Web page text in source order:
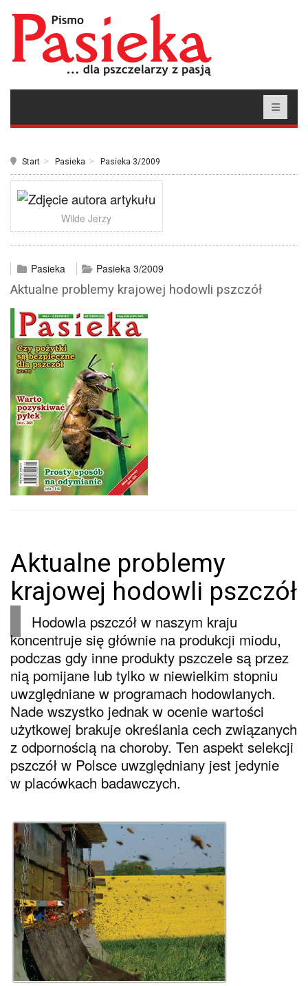
Start Pasieka Pasieka 3/2009
Wilde Jerzy
Pasieka Pasieka 3/2009
Aktualne problemy krajowej hodowli pszczół
Aktualne problemy
krajowej hodowli pszczół
Hodowla pszczół w naszym kraju
koncentruje się głównie na produkcji miodu,
podczas gdy inne produkty pszczele są przez
nią pomijane lub tylko w niewielkim stopniu
uwzględniane w programach hodowlanych.
Nade wszystko jednak w ocenie wartości
użytkowej brakuje określania cech związanych
z odpornością na choroby. Ten aspekt selekcji
pszczół w Polsce uwzględniany jest jedynie
w placówkach badawczych.